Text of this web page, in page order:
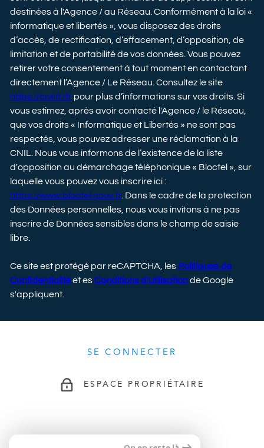
destinées à l'Agence / au Réseau. Conformément à la loi «
informatique et libertés », vous disposez des droits
d’accès, de rectification, d’effacement, d’opposition, de
limitation et de portabilité de vos données. Vous pouvez
retirer votre consentement à tout moment en contactant
directement l’Agence / Le Réseau. Consultez le site
https://cnil.fr/fr pour plus d’informations sur vos droits. Si
vous estimez, après avoir contacté l'Agence / le Réseau,
que vos droits « Informatique et Libertés » ne sont pas
respectés, vous pouvez adresser une réclamation à la
CNIL. Nous vous informons de l’existence de la liste
d'opposition au démarchage téléphonique « Bloctel », sur
laquelle vous pouvez vous inscrire ici :
https://www.bloctel.gouv.fr. Dans le cadre de la protection
des Données personnelles, nous vous invitons à ne pas
inscrire de Données sensibles dans le champ de saisie
libre.
Ce site est protégé par reCAPTCHA, les Politiques de
Confidentialitéet esConditions d'utilisationde Google
s'appliquent.
SE CONNECTER
ESPACE PROPRIÉTAIRE
ADHÉRENTS